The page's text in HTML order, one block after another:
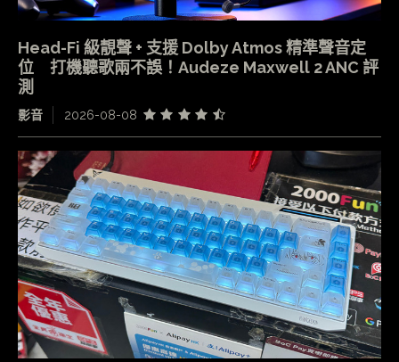
Head-Fi 級靚聲 + 支援 Dolby Atmos 精準聲音定
位 打機聽歌兩不誤！Audeze Maxwell 2 ANC 評
測
影音 2026-08-08